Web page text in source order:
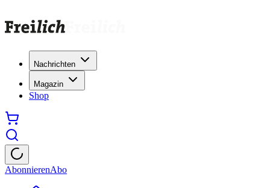
Nachrichten
Magazin
Shop
AbonnierenAbo